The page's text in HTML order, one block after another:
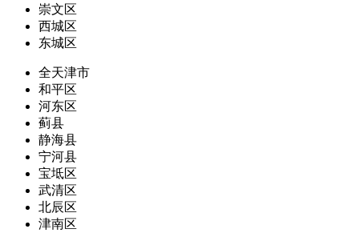
崇文区
西城区
东城区
全天津市
和平区
河东区
蓟县
静海县
宁河县
宝坻区
武清区
北辰区
津南区